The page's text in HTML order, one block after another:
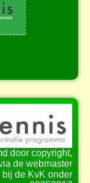
door copyright,
de webmaster
de KvK onder